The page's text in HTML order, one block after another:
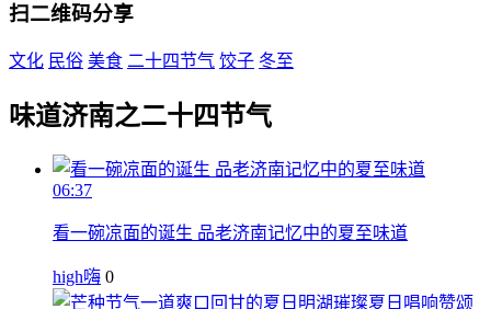
扫二维码分享
文化 民俗 美食 二十四节气 饺子 冬至
味道济南之二十四节气
06:37
看一碗凉面的诞生 品老济南记忆中的夏至味道
high嗨 0